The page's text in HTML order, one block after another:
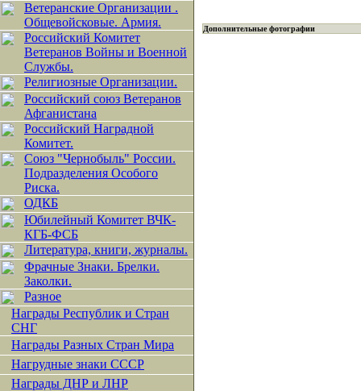
Ветеранские Организации .
Общевойсковые. Армия.
Российский Комитет
Ветеранов Войны и Военной
Службы.
Религиозные Организации.
Российский союз Ветеранов
Афганистана
Российский Наградной
Комитет.
Союз "Чернобыль" России.
Подразделения Особого
Риска.
ОДКБ
Юбилейный Комитет ВЧК-
КГБ-ФСБ
Литература, книги, журналы.
Фрачные Знаки. Брелки.
Заколки.
Разное
Награды Республик и Стран
СНГ
Награды Разных Стран Мира
Нагрудные знаки СССР
Награды ДНР и ЛНР
Дополнительные фотографии